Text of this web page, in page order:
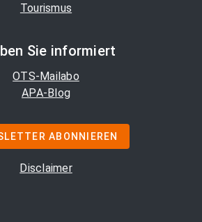
Tourismus
Sie informiert
OTS-Mailabo
APA-Blog
ABONNIEREN
Disclaimer